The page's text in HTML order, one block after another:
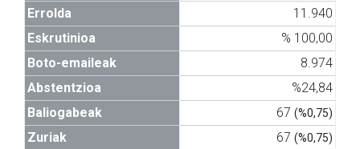
Errolda
11.940
Eskrutinioa
% 100,00
Boto-emaileak
8.974
Abstentzioa
%24,84
Baliogabeak
67 (%0,75)
Zuriak 67 (%0,75)